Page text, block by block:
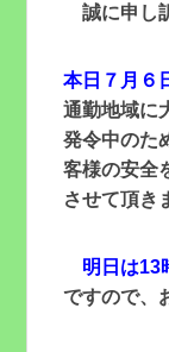
誠に申し
本日 ７月６
通勤地域に
発令中のた
客様の安全
させて頂き
明日は13
ですので、